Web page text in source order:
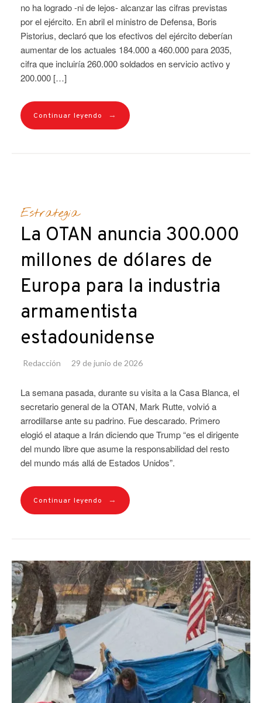
no ha logrado -ni de lejos- alcanzar las cifras previstas
por el ejército. En abril el ministro de Defensa, Boris
Pistorius, declaró que los efectivos del ejército deberían
aumentar de los actuales 184.000 a 460.000 para 2035,
cifra que incluiría 260.000 soldados en servicio activo y
200.000 […]
Continuar leyendo →
Estrategia
La OTAN anuncia 300.000
millones de dólares de
Europa para la industria
armamentista
estadounidense
Redacción 29 de junio de 2026
La semana pasada, durante su visita a la Casa Blanca, el
secretario general de la OTAN, Mark Rutte, volvió a
arrodillarse ante su padrino. Fue descarado. Primero
elogió el ataque a Irán diciendo que Trump “es el dirigente
del mundo libre que asume la responsabilidad del resto
del mundo más allá de Estados Unidos”.
Continuar leyendo →